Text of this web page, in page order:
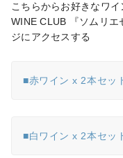
こちらからお好きなワ
WINE CLUB 『ソムリエ
ジにアクセスする
■赤ワイン x 2本セッ
■白ワイン x 2本セッ